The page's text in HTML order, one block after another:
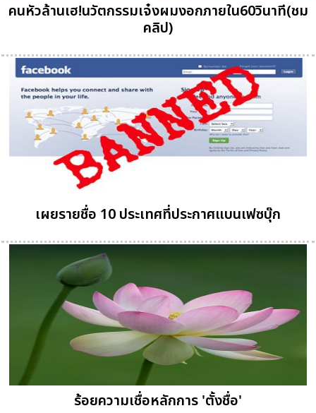
คนหัวล้านเฮ!นวัตกรรมเจ๋งผมงอกภายใน60วินาที(ชม
คลิป)
เผยรายชื่อ 10 ประเทศที่ประกาศแบนเฟซบุ๊ก
ร้อยความเชื่อหลักการ 'ตั้งชื่อ'